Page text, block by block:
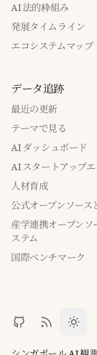
AI 法的枠組み
発展タイムライン
エコシステムマップ
データ追跡
最近の更新
テーマで見る
AI ダッシュボード
AI スタートアップ
人材育成
公式オープンソース
産学連携オープンソ
ステム
国際ベンチマーク